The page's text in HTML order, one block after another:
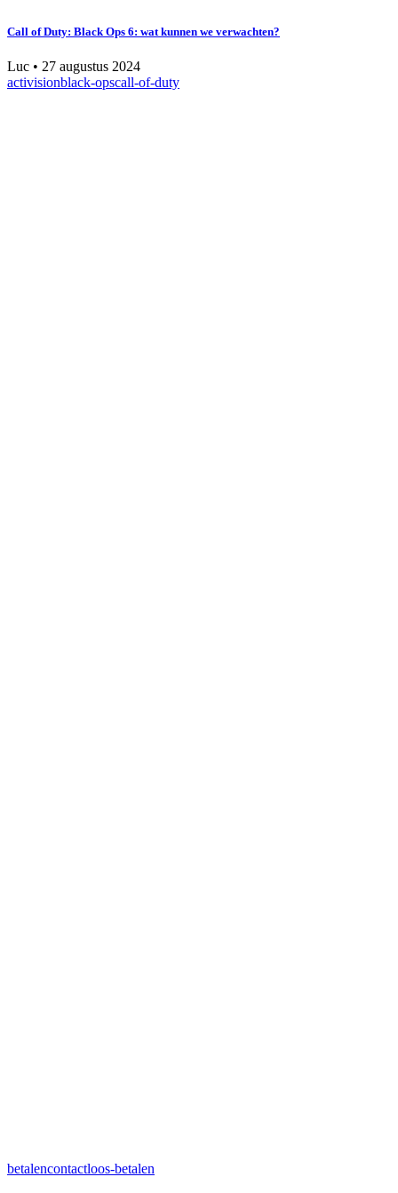
Call of Duty: Black Ops 6: wat kunnen we verwachten?
Luc • 27 augustus 2024
activisionblack-opscall-of-duty
betalencontactloos-betalen